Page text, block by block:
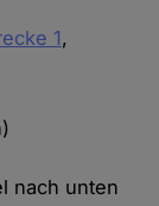
1,
nach unten